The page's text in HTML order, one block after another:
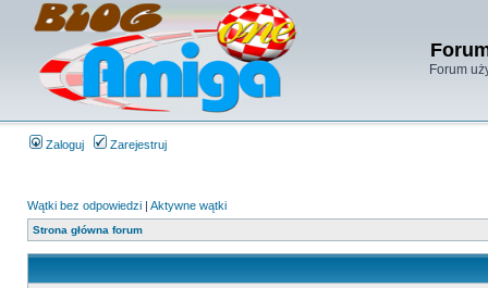
Forum
Zaloguj Zarejestruj
Wątki bez odpowiedzi | Aktywne wątki
Strona główna forum